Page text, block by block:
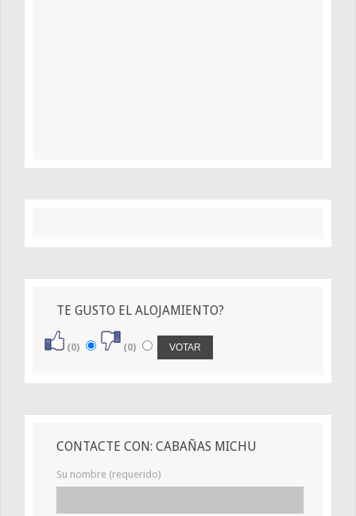
TE GUSTO EL ALOJAMIENTO?
(0) (0)
CONTACTE CON: CABAÑAS MICHU
Su nombre (requerido)